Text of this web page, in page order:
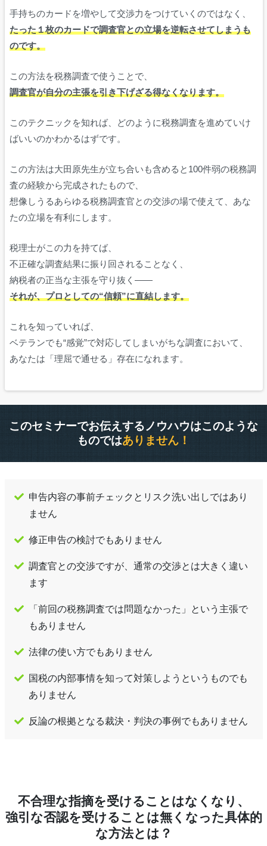
手持ちのカードを増やして交渉力をつけていくのではなく、
たった１枚のカードで調査官との立場を逆転させてしまうも
のです。
この方法を税務調査で使うことで、
調査官が自分の主張を引き下げざる得なくなります。
このテクニックを知れば、どのように税務調査を進めていけ
ばいいのかわかるはずです。
この方法は大田原先生が立ち合いも含めると100件弱の税務調
査の経験から完成されたもので、
想像しうるあらゆる税務調査官との交渉の場で使えて、あな
たの立場を有利にします。
税理士がこの力を持てば、
不正確な調査結果に振り回されることなく、
納税者の正当な主張を守り抜く——
それが、プロとしての“信頼”に直結します。
これを知っていれば、
ベテランでも“感覚”で対応してしまいがちな調査において、
あなたは「理屈で通せる」存在になれます。
このセミナーでお伝えするノウハウはこのような
ものではありません！
申告内容の事前チェックとリスク洗い出しではあり
ません
修正申告の検討でもありません
調査官との交渉ですが、通常の交渉とは大きく違い
ます
「前回の税務調査では問題なかった」という主張で
もありません
法律の使い方でもありません
国税の内部事情を知って対策しようというものでも
ありません
反論の根拠となる裁決・判決の事例でもありません
不合理な指摘を受けることはなくなり、
強引な否認を受けることは無くなった具体的
な方法とは？